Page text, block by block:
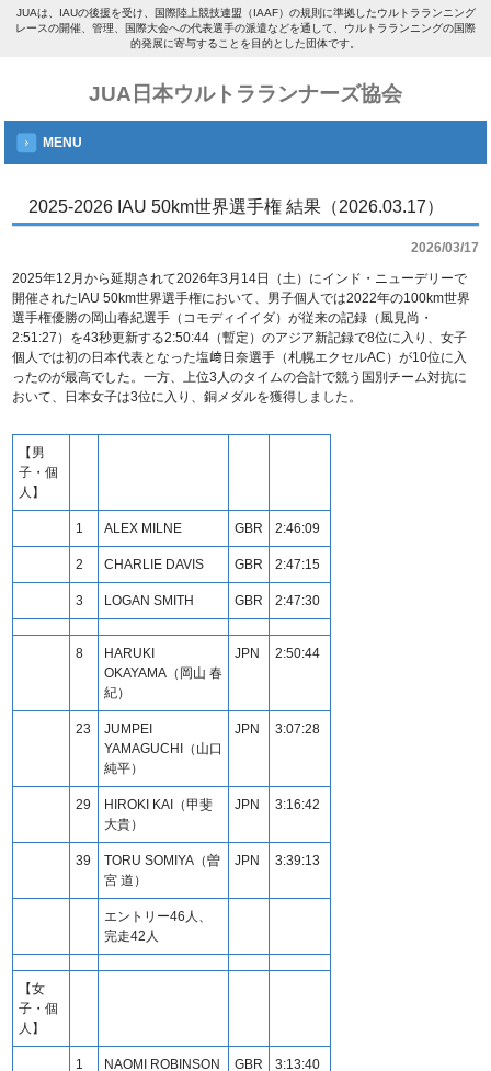
JUAは、IAUの後援を受け、国際陸上競技連盟（IAAF）の規則に準拠したウルトラランニング
レースの開催、管理、国際大会への代表選手の派遣などを通して、ウルトラランニングの国際
的発展に寄与することを目的とした団体です。
JUA日本ウルトラランナーズ協会
MENU
2025-2026 IAU 50km世界選手権 結果（2026.03.17）
2026/03/17
2025年12月から延期されて2026年3月14日（土）にインド・ニューデリーで
開催されたIAU 50km世界選手権において、男子個人では2022年の100km世界
選手権優勝の岡山春紀選手（コモディイイダ）が従来の記録（風見尚・
2:51:27）を43秒更新する2:50:44（暫定）のアジア新記録で8位に入り、女子
個人では初の日本代表となった塩﨑日奈選手（札幌エクセルAC）が10位に入
ったのが最高でした。一方、上位3人のタイムの合計で競う国別チーム対抗に
おいて、日本女子は3位に入り、銅メダルを獲得しました。
【男
子・個
人】
1 ALEX MILNE GBR 2:46:09
2 CHARLIE DAVIS GBR 2:47:15
3 LOGAN SMITH GBR 2:47:30
8
HARUKI
OKAYAMA（岡山 春
紀）
JPN 2:50:44
23
JUMPEI
YAMAGUCHI（山口
純平）
JPN 3:07:28
29
HIROKI KAI（甲斐
大貴）
JPN 3:16:42
39
TORU SOMIYA（曽
宮 道）
JPN 3:39:13
エントリー46人、
完走42人
【女
子・個
人】
1 NAOMI ROBINSON GBR 3:13:40